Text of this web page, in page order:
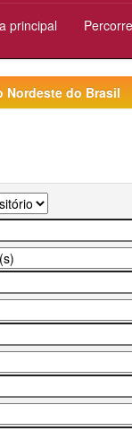
principal
Nordeste do Brasil